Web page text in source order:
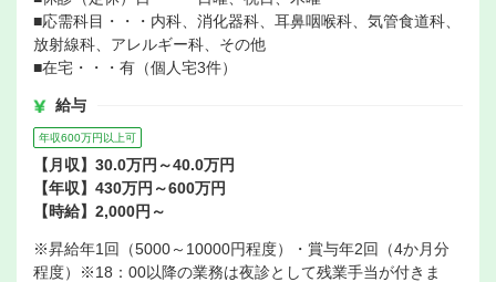
■応需科目・・・内科、消化器科、耳鼻咽喉科、気管食道科、
放射線科、アレルギー科、その他
■在宅・・・有（個人宅3件）
給与
年収600万円以上可
【月収】30.0万円～40.0万円
【年収】430万円～600万円
【時給】2,000円～
※昇給年1回（5000～10000円程度）・賞与年2回（4か月分
程度）※18：00以降の業務は夜診として残業手当が付きま